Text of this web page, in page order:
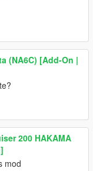
(NA6C) [Add-On |
200 HAKAMA
mod